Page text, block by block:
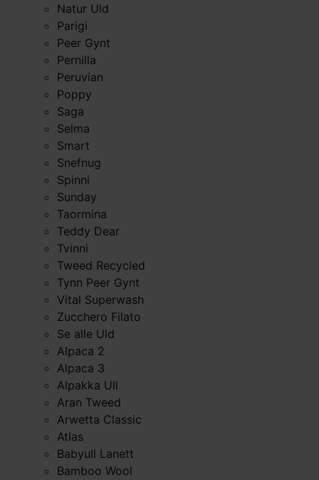
Natur Uld
Parigi
Peer Gynt
Pernilla
Peruvian
Poppy
Saga
Selma
Smart
Snefnug
Spinni
Sunday
Taormina
Teddy Dear
Tvinni
Tweed Recycled
Tynn Peer Gynt
Vital Superwash
Zucchero Filato
Se alle Uld
Alpaca 2
Alpaca 3
Alpakka Ull
Aran Tweed
Arwetta Classic
Atlas
Babyull Lanett
Bamboo Wool